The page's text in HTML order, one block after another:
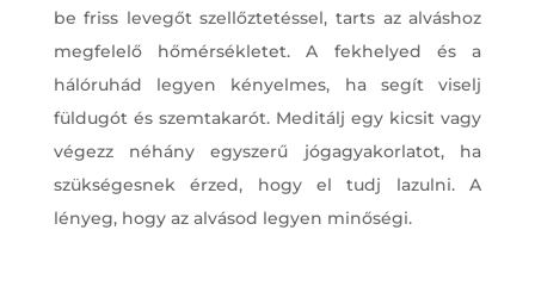
be friss levegőt szellőztetéssel, tarts az alváshoz
megfelelő hőmérsékletet. A fekhelyed és a
hálóruhád legyen kényelmes, ha segít viselj
füldugót és szemtakarót. Meditálj egy kicsit vagy
végezz néhány egyszerű jógagyakorlatot, ha
szükségesnek érzed, hogy el tudj lazulni. A
lényeg, hogy az alvásod legyen minőségi.